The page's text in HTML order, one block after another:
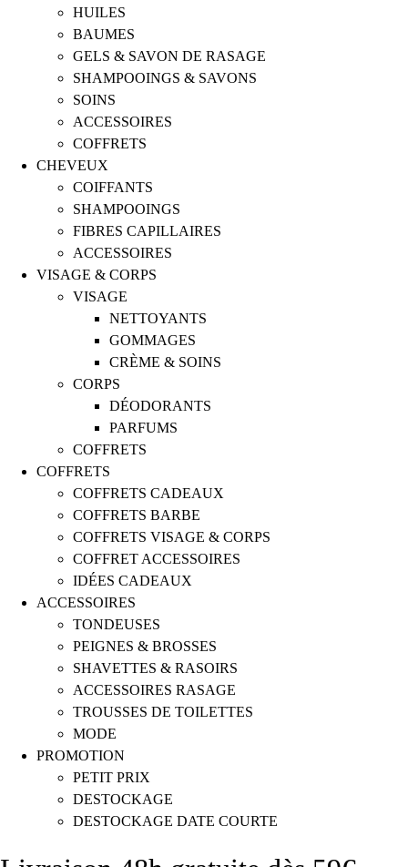
HUILES
BAUMES
GELS & SAVON DE RASAGE
SHAMPOOINGS & SAVONS
SOINS
ACCESSOIRES
COFFRETS
CHEVEUX
COIFFANTS
SHAMPOOINGS
FIBRES CAPILLAIRES
ACCESSOIRES
VISAGE & CORPS
VISAGE
NETTOYANTS
GOMMAGES
CRÈME & SOINS
CORPS
DÉODORANTS
PARFUMS
COFFRETS
COFFRETS
COFFRETS CADEAUX
COFFRETS BARBE
COFFRETS VISAGE & CORPS
COFFRET ACCESSOIRES
IDÉES CADEAUX
ACCESSOIRES
TONDEUSES
PEIGNES & BROSSES
SHAVETTES & RASOIRS
ACCESSOIRES RASAGE
TROUSSES DE TOILETTES
MODE
PROMOTION
PETIT PRIX
DESTOCKAGE
DESTOCKAGE DATE COURTE